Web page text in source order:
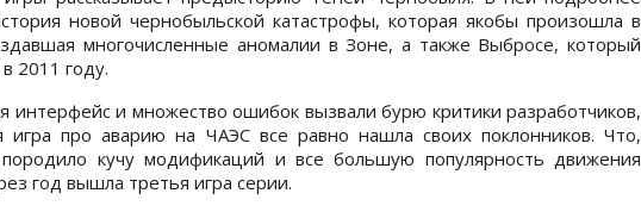
новой чернобыльской катастрофы, которая якобы произошла в
многочисленные аномалии в Зоне, а также Выбросе, который
2011 году.
интерфейс и множество ошибок вызвали бурю критики разработчиков,
игра про аварию на ЧАЭС все равно нашла своих поклонников. Что,
породило кучу модификаций и все большую популярность движения
год вышла третья игра серии.